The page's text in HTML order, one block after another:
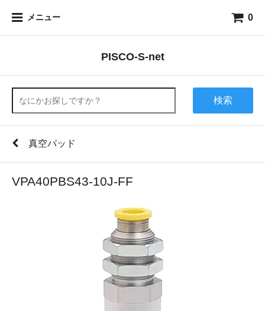
メニュー 0
PISCO-S-net
検索
真空パッド
VPA40PBS43-10J-FF